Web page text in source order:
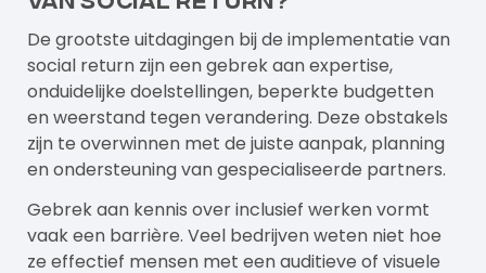
De grootste uitdagingen bij de implementatie van
social return zijn een gebrek aan expertise,
onduidelijke doelstellingen, beperkte budgetten
en weerstand tegen verandering. Deze obstakels
zijn te overwinnen met de juiste aanpak, planning
en ondersteuning van gespecialiseerde partners.
Gebrek aan kennis over inclusief werken vormt
vaak een barrière. Veel bedrijven weten niet hoe
ze effectief mensen met een auditieve of visuele